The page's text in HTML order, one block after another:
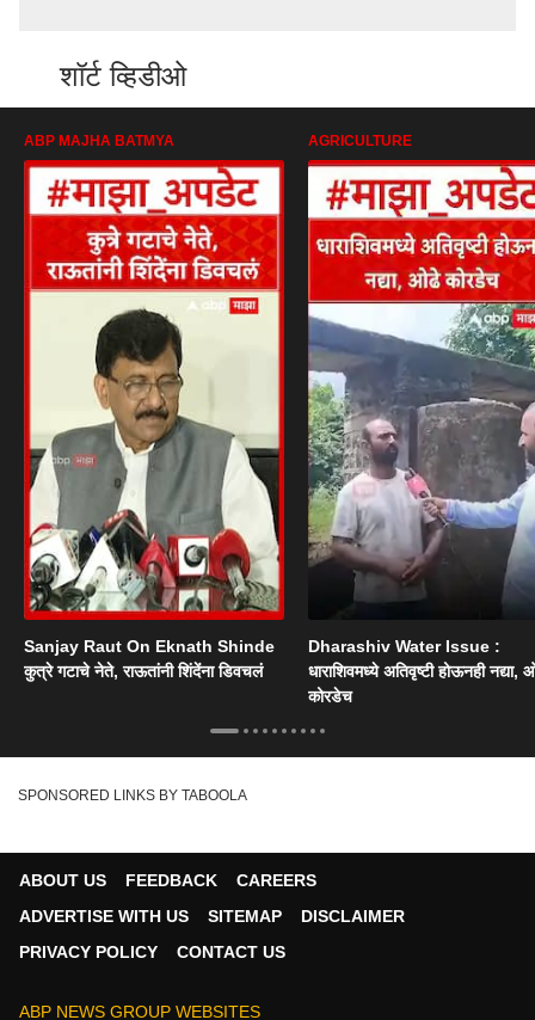
शॉर्ट व्हिडीओ
ABP MAJHA BATMYA
Sanjay Raut On Eknath Shinde
कुत्रे गटाचे नेते, राऊतांनी शिंदेंना डिवचलं
AGRICULTURE
Dharashiv Water Issue :
धाराशिवमध्ये अतिवृष्टी होऊनही नद्या,
कोरडेच
SPONSORED LINKS BY TABOOLA
ABOUT US FEEDBACK
CAREERS
ADVERTISE WITH US
SITEMAP
DISCLAIMER
PRIVACY POLICY
CONTACT US
ABP NEWS GROUP WEBSITES